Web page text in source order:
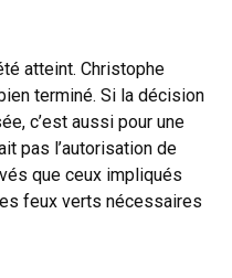
atteint. Christophe
terminé. Si la décision
c’est aussi pour une
pas l’autorisation de
que ceux impliqués
feux verts nécessaires